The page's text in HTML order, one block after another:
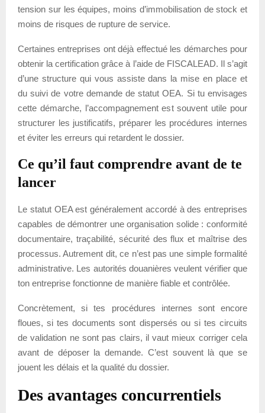
tension sur les équipes, moins d’immobilisation de stock et
moins de risques de rupture de service.
Certaines entreprises ont déjà effectué les démarches pour
obtenir la certification grâce à l’aide de FISCALEAD. Il s’agit
d’une structure qui vous assiste dans la mise en place et
du suivi de votre demande de statut OEA. Si tu envisages
cette démarche, l’accompagnement est souvent utile pour
structurer les justificatifs, préparer les procédures internes
et éviter les erreurs qui retardent le dossier.
Ce qu’il faut comprendre avant de te
lancer
Le statut OEA est généralement accordé à des entreprises
capables de démontrer une organisation solide : conformité
documentaire, traçabilité, sécurité des flux et maîtrise des
processus. Autrement dit, ce n’est pas une simple formalité
administrative. Les autorités douanières veulent vérifier que
ton entreprise fonctionne de manière fiable et contrôlée.
Concrètement, si tes procédures internes sont encore
floues, si tes documents sont dispersés ou si tes circuits
de validation ne sont pas clairs, il vaut mieux corriger cela
avant de déposer la demande. C’est souvent là que se
jouent les délais et la qualité du dossier.
Des avantages concurrentiels